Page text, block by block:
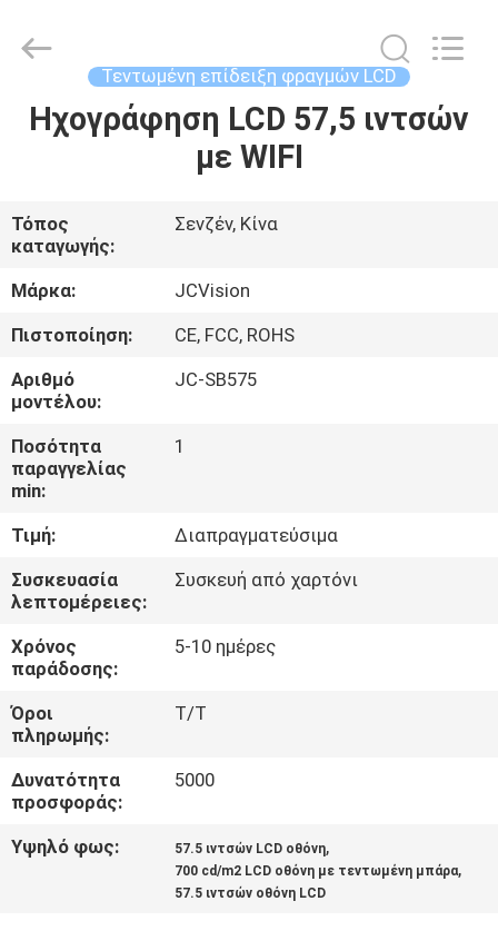
ΣΠΊΤΙ
ΣΧΕΤΙΚΆ
ΜΕ
ΕΜΆΣ
ΕΠΙΣΚΈΨΕΙΣ
ΣΤΟ
ΕΡΓΟΣΤΆΣΙΟ
ΈΛΕΓΧΟΣ
ΠΟΙΌΤΗΤΑΣ
ΕΠΙΚΟΙΝΩΝΉΣΤΕ
ΜΑΖΊ
ΜΑΣ
ΕΙΔΉΣΕΙΣ
Interactive
Technology
Τεντωμένη επίδειξη φραγμών LCD
Ηχογράφηση LCD 57,5 ιντσών
με WIFI
Τόπος
καταγωγής:
Σενζέν, Κίνα
Μάρκα:
JCVision
Πιστοποίηση:
CE, FCC, ROHS
Αριθμό
μοντέλου:
JC-SB575
Ποσότητα
παραγγελίας
min:
1
Τιμή:
Διαπραγματεύσιμα
Συσκευασία
λεπτομέρειες:
Συσκευή από χαρτόνι
Χρόνος
παράδοσης:
5-10 ημέρες
Όροι
πληρωμής:
Τ/Τ
Δυνατότητα
προσφοράς:
5000
Υψηλό φως: 57.5 ιντσών LCD οθόνη,
700 cd/m2 LCD οθόνη με τεντωμένη μπάρα,
57.5 ιντσών οθόνη LCD